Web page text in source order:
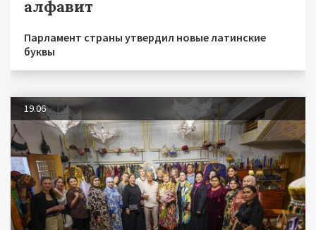
алфавит
Парламент страны утвердил новые латинские
буквы
19.06